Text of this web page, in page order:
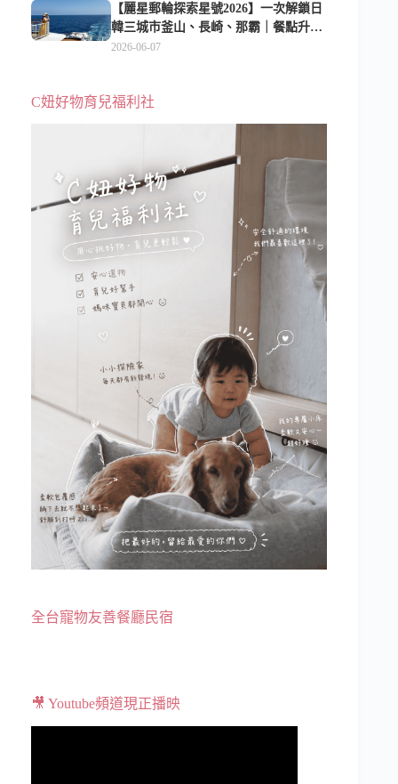
【麗星郵輪探索星號2026】一次解鎖日
韓三城市釜山、長崎、那霸｜餐點升
級、表演更新、船上慶生超難忘
2026-06-07
C妞好物育兒福利社
全台寵物友善餐廳民宿
🎥 Youtube頻道現正播映